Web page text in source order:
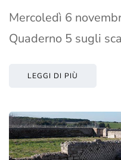
Mercoledì 6
Quaderno 5 sugli
LEGGI DI PIÙ